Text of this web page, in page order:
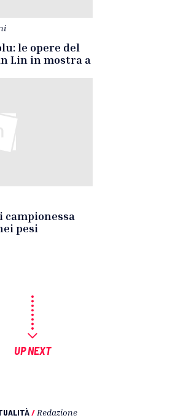
le opere del
Lin in mostra a
campionessa
pesi
UP NEXT
/ Redazione